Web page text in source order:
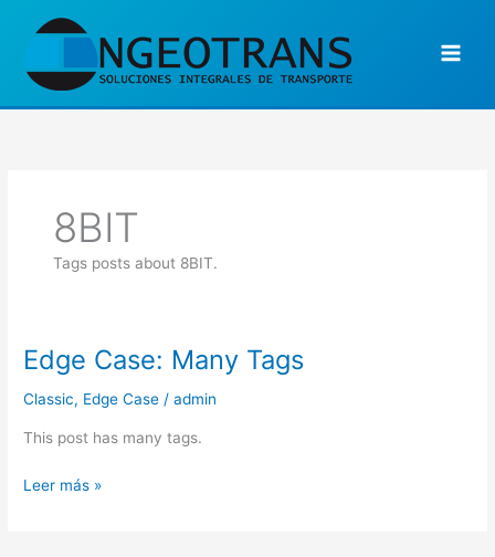
8BIT
Tags posts about 8BIT.
Edge Case: Many Tags
Classic, Edge Case /admin
This post has many tags.
Edge
Case:
Many
Leer más »